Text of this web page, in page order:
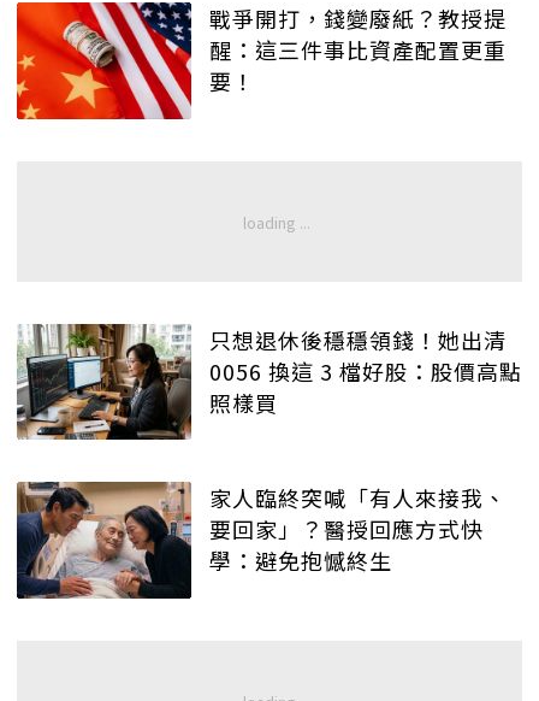
戰爭開打，錢變廢紙？教授提
醒：這三件事比資產配置更重
要！
只想退休後穩穩領錢！她出清
0056 換這 3 檔好股：股價高點
照樣買
家人臨終突喊「有人來接我、
要回家」？醫授回應方式快
學：避免抱憾終生